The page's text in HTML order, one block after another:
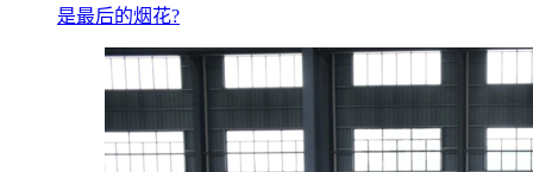
是最后的烟花?